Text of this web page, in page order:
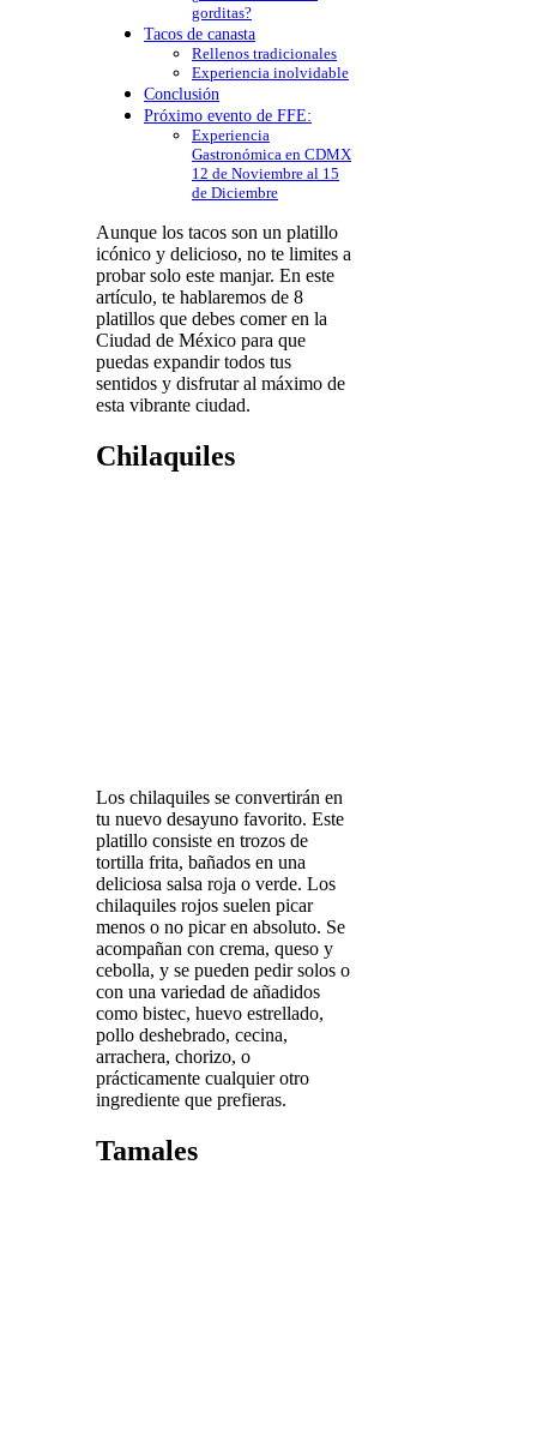
gorditas?
Tacos de canasta
Rellenos tradicionales
Experiencia inolvidable
Conclusión
Próximo evento de FFE:
Experiencia
Gastronómica en CDMX
12 de Noviembre al 15
de Diciembre
Aunque los tacos son un platillo
icónico y delicioso, no te limites a
probar solo este manjar. En este
artículo, te hablaremos de 8
platillos que debes comer en la
Ciudad de México para que
puedas expandir todos tus
sentidos y disfrutar al máximo de
esta vibrante ciudad.
Chilaquiles
Los chilaquiles se convertirán en
tu nuevo desayuno favorito. Este
platillo consiste en trozos de
tortilla frita, bañados en una
deliciosa salsa roja o verde. Los
chilaquiles rojos suelen picar
menos o no picar en absoluto. Se
acompañan con crema, queso y
cebolla, y se pueden pedir solos o
con una variedad de añadidos
como bistec, huevo estrellado,
pollo deshebrado, cecina,
arrachera, chorizo, o
prácticamente cualquier otro
ingrediente que prefieras.
Tamales